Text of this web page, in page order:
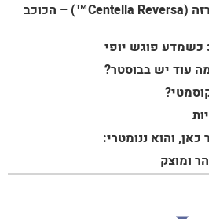
הכירו את סנטלה רברזה (Centella Reversa™) – הכוכב
יש בבוסטר?
והוא ננומטרי: